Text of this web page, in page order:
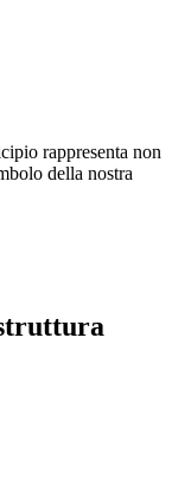
rappresenta non
della nostra